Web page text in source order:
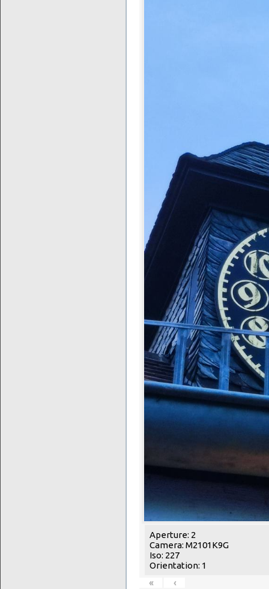
Aperture: 2
Camera: M2101K9G
Iso: 227
Orientation: 1
«
‹